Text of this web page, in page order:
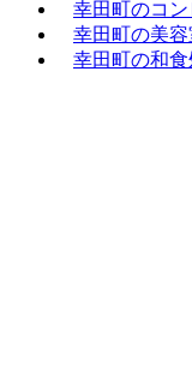
幸田町のコ
幸田町の美
幸田町の和食